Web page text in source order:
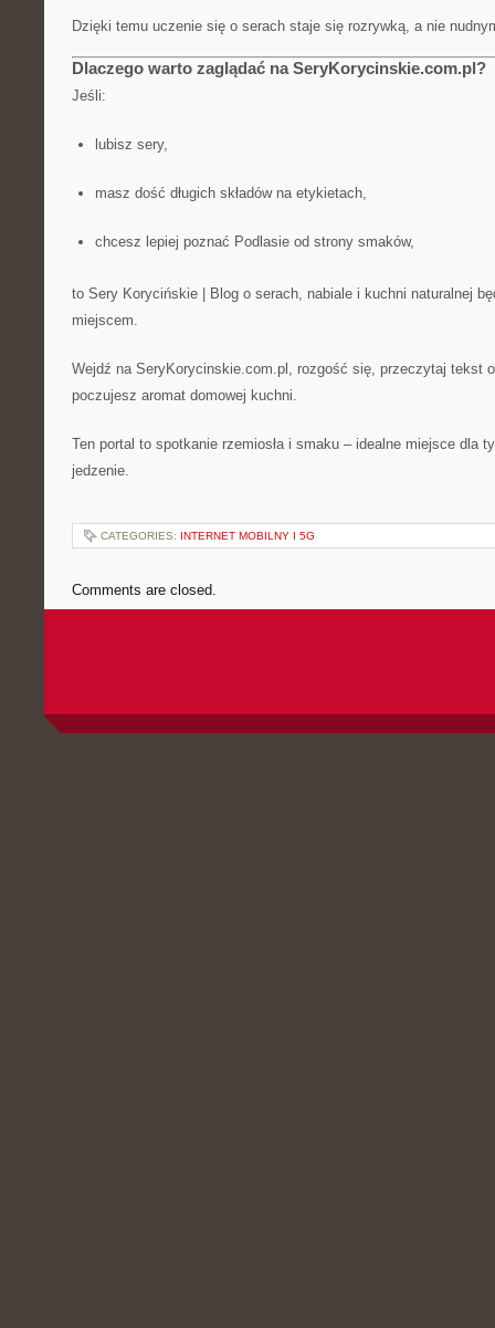
Dzięki temu uczenie się o serach staje się rozrywką, a nie
Dlaczego warto zaglądać na SeryKorycinskie.com.pl?
Jeśli:
lubisz sery,
masz dość długich składów na etykietach,
chcesz lepiej poznać Podlasie od strony smaków,
to Sery Korycińskie | Blog o serach, nabiale i kuchni naturalnej
miejscem.
Wejdź na SeryKorycinskie.com.pl, rozgość się, przeczytaj tekst
poczujesz aromat domowej kuchni.
Ten portal to spotkanie rzemiosła i smaku – idealne miejsce dla
jedzenie.
CATEGORIES: INTERNET MOBILNY I 5G
Comments are closed.